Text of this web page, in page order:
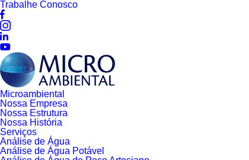
Trabalhe Conosco
Microambiental
Nossa Empresa
Nossa Estrutura
Nossa História
Serviços
Análise de Água
Análise de Água Potável